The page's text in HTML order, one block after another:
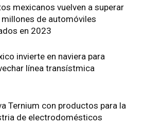
mexicanos vuelven a superar
de automóviles
en 2023
invierte en naviera para
línea transístmica
Ternium con productos para la
de electrodomésticos